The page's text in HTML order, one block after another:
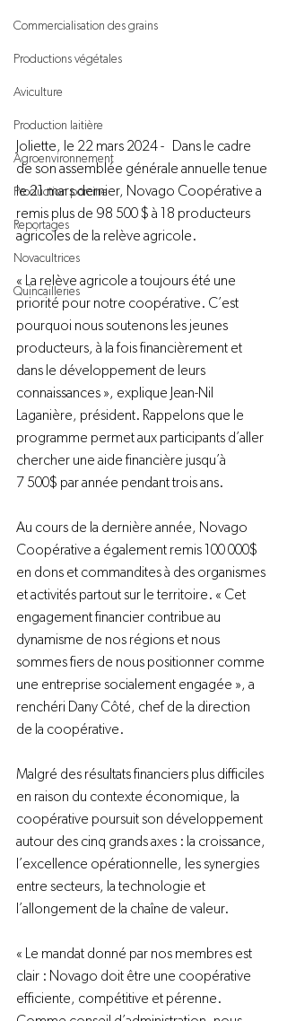
Commercialisation des grains
Productions végétales
Aviculture
Production laitière
Agroenvironnement
Production porcine
Reportages
Novacultrices
Quincailleries
Joliette, le 22 mars 2024 -   Dans le cadre
de son assemblée générale annuelle tenue
le 21 mars dernier, Novago Coopérative a
remis plus de 98 500 $ à 18 producteurs
agricoles de la relève agricole.
« La relève agricole a toujours été une
priorité pour notre coopérative. C’est
pourquoi nous soutenons les jeunes
producteurs, à la fois financièrement et
dans le développement de leurs
connaissances », explique Jean-Nil
Laganière, président. Rappelons que le
programme permet aux participants d’aller
chercher une aide financière jusqu’à
7 500$ par année pendant trois ans.
Au cours de la dernière année, Novago
Coopérative a également remis 100 000$
en dons et commandites à des organismes
et activités partout sur le territoire. « Cet
engagement financier contribue au
dynamisme de nos régions et nous
sommes fiers de nous positionner comme
une entreprise socialement engagée », a
renchéri Dany Côté, chef de la direction
de la coopérative.
Malgré des résultats financiers plus difficiles
en raison du contexte économique, la
coopérative poursuit son développement
autour des cinq grands axes : la croissance,
l’excellence opérationnelle, les synergies
entre secteurs, la technologie et
l’allongement de la chaîne de valeur.
« Le mandat donné par nos membres est
clair : Novago doit être une coopérative
efficiente, compétitive et pérenne.